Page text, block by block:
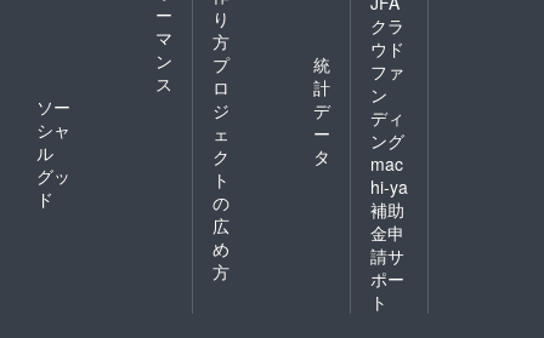
ー
マ
ン
ス
ソー
シャ
ル
グッ
ド
り
方
プ
ロ
ジ
ェ
ク
ト
の
広
め
方
統
計
デ
ー
タ
クラ
ウド
ファ
ン
ディ
ング
mac
hi-ya
補助
金申
請サ
ポー
ト